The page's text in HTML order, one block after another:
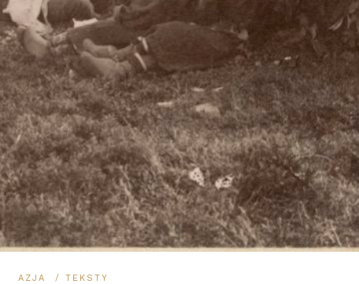
AZJA / TEKSTY